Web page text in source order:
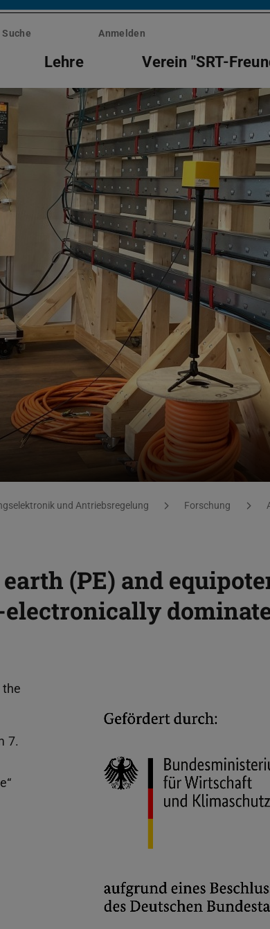
Suche Anmelden
Lehre Verein "SRT-
und Antriebsregelung Forschung
(PE) and
7.